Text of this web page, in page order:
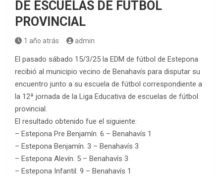
DE ESCUELAS DE FÚTBOL
PROVINCIAL
1 año atrás admin
El pasado sábado 15/3/25 la EDM de fútbol de Estepona
recibió al municipio vecino de Benahavís para disputar su
encuentro junto a su escuela de fútbol correspondiente a
la 12ª jornada de la Liga Educativa de escuelas de fútbol
provincial.
El resultado obtenido fue el siguiente:
– Estepona Pre Benjamín. 6 – Benahavís 1
– Estepona Benjamín. 3 – Benahavís 3
– Estepona Alevín. 5 – Benahavís 3
– Estepona Infantil. 9 – Benahavís 1